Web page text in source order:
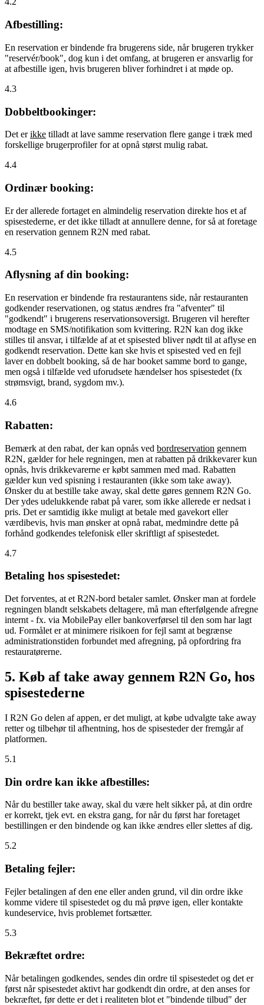
Afbestilling:
En reservation er bindende fra brugerens side, når brugeren trykker
"reservér/book", dog kun i det omfang, at brugeren er ansvarlig for
at afbestille igen, hvis brugeren bliver forhindret i at møde op.
4.3
Dobbeltbookinger:
Det erikke tilladt at lave samme reservation flere gange i træk med
forskellige brugerprofiler for at opnå størst mulig rabat.
4.4
Ordinær booking:
Er der allerede fortaget en almindelig reservation direkte hos et af
spisestederne, er det ikke tilladt at annullere denne, for så at foretage
en reservation gennem R2N med rabat.
4.5
Aflysning af din booking:
En reservation er bindende fra restaurantens side, når restauranten
godkender reservationen, og status ændres fra "afventer" til
"godkendt" i brugerens reservationsoversigt. Brugeren vil herefter
modtage en SMS/notifikation som kvittering. R2N kan dog ikke
stilles til ansvar, i tilfælde af at et spisested bliver nødt til at aflyse en
godkendt reservation. Dette kan ske hvis et spisested ved en fejl
laver en dobbelt booking, så de har booket samme bord to gange,
men også i tilfælde ved uforudsete hændelser hos spisestedet (fx
strømsvigt, brand, sygdom mv.).
4.6
Rabatten:
Bemærk at den rabat, der kan opnås ved bordreservation gennem
R2N, gælder for hele regningen, men at rabatten på drikkevarer kun
opnås, hvis drikkevarerne er købt sammen med mad. Rabatten
gælder kun ved spisning i restauranten (ikke som take away).
Ønsker du at bestille take away, skal dette gøres gennem R2N Go.
Der ydes udelukkende rabat på varer, som ikke allerede er nedsat i
pris. Det er samtidig ikke muligt at betale med gavekort eller
værdibevis, hvis man ønsker at opnå rabat, medmindre dette på
forhånd godkendes telefonisk eller skriftligt af spisestedet.
4.7
Betaling hos spisestedet:
Det forventes, at et R2N-bord betaler samlet. Ønsker man at fordele
regningen blandt selskabets deltagere, må man efterfølgende afregne
internt - fx. via MobilePay eller bankoverførsel til den som har lagt
ud. Formålet er at minimere risikoen for fejl samt at begrænse
administrationstiden forbundet med afregning, på opfordring fra
restauratørerne.
5. Køb af take away gennem R2N Go, hos
spisestederne
I R2N Go delen af appen, er det muligt, at købe udvalgte take away
retter og tilbehør til afhentning, hos de spisesteder der fremgår af
platformen.
5.1
Din ordre kan ikke afbestilles:
Når du bestiller take away, skal du være helt sikker på, at din ordre
er korrekt, tjek evt. en ekstra gang, for når du først har foretaget
bestillingen er den bindende og kan ikke ændres eller slettes af dig.
5.2
Betaling fejler:
Fejler betalingen af den ene eller anden grund, vil din ordre ikke
komme videre til spisestedet og du må prøve igen, eller kontakte
kundeservice, hvis problemet fortsætter.
5.3
Bekræftet ordre:
Når betalingen godkendes, sendes din ordre til spisestedet og det er
først når spisestedet aktivt har godkendt din ordre, at den anses for
bekræftet, før dette er det i realiteten blot et "bindende tilbud" der